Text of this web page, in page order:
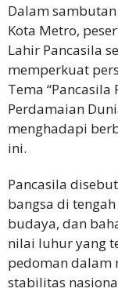
Dalam
Kota Metro,
Lahir Pancasila
memperkuat
Tema “Pancasila
Perdamaian
menghadapi
ini.
Pancasila
bangsa di
budaya, dan
nilai luhur yang
pedoman dalam
stabilitas